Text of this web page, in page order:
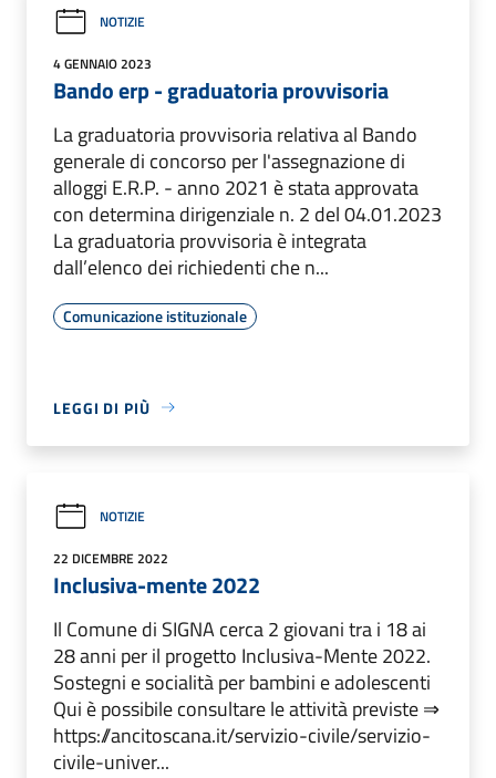
NOTIZIE
4 GENNAIO 2023
Bando erp - graduatoria provvisoria
La graduatoria provvisoria relativa al Bando
generale di concorso per l'assegnazione di
alloggi E.R.P. - anno 2021 è stata approvata
con determina dirigenziale n. 2 del 04.01.2023
La graduatoria provvisoria è integrata
dall’elenco dei richiedenti che n...
Comunicazione istituzionale
LEGGI DI PIÙ
NOTIZIE
22 DICEMBRE 2022
Inclusiva-mente 2022
Il Comune di SIGNA cerca 2 giovani tra i 18 ai
28 anni per il progetto Inclusiva-Mente 2022.
Sostegni e socialità per bambini e adolescenti
Qui è possibile consultare le attività previste ⇒
https://ancitoscana.it/servizio-civile/servizio-
civile-univer...